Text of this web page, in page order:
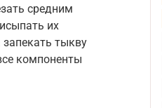
средним
их
тыкву
компоненты